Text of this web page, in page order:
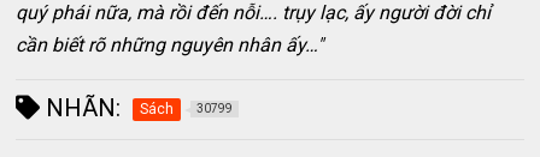
quý phái nữa, mà rồi đến nỗi…. trụy lạc, ấy người đời chỉ
cần biết rõ những nguyên nhân ấy…"
NHÃN: Sách 30799